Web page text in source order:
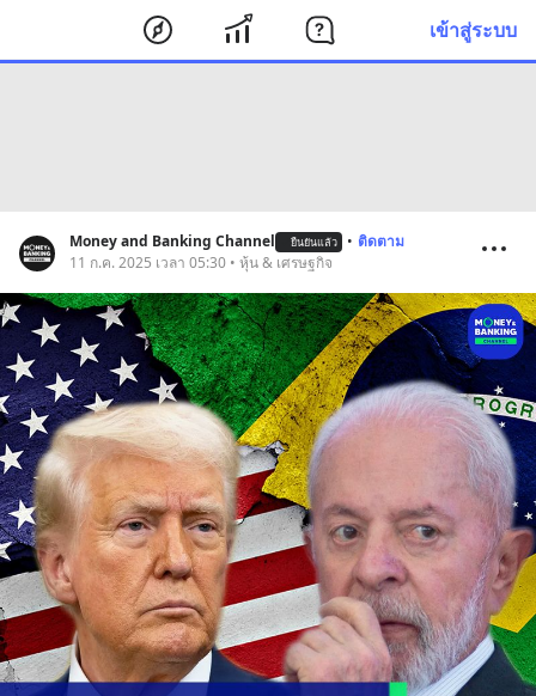
เข้าสู่ระบบ
Money and Banking Channel ยืนยันแล้ว • ติดตาม
11 ก.ค. 2025 เวลา 05:30 • หุ้น & เศรษฐกิจ